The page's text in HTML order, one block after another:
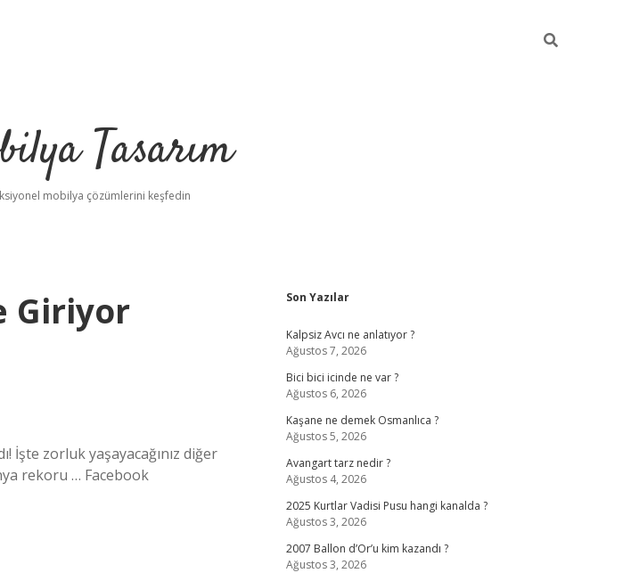
Tasarım
mobilya çözümlerini keşfedin
Giriyor
İşte zorluk yaşayacağınız diğer
rekoru … Facebook
Sidebar
Son Yazılar
Kalpsiz Avcı ne anlatıyor ?
Ağustos 7, 2026
Bici bici icinde ne var ?
Ağustos 6, 2026
Kaşane ne demek Osmanlıca ?
Ağustos 5, 2026
Avangart tarz nedir ?
Ağustos 4, 2026
2025 Kurtlar Vadisi Pusu hangi kanalda ?
Ağustos 3, 2026
2007 Ballon d’Or’u kim kazandı ?
Ağustos 3, 2026